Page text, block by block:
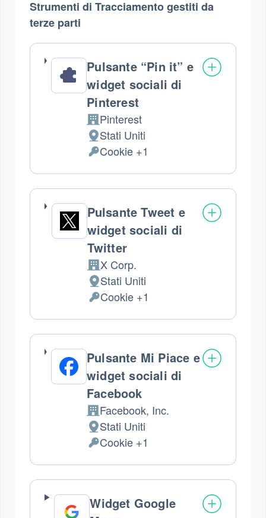
Strumenti di Tracciamento gestiti da
terze parti
Pulsante “Pin it” e
widget sociali di
Pinterest
Azienda:
Pinterest
Luogo
del
trattamento:
Stati Uniti
Dati
Personali
trattati:
Cookie +1
Pulsante Tweet e
widget sociali di
Twitter
Azienda:
X Corp.
Luogo
del
trattamento:
Stati Uniti
Dati
Personali
trattati:
Cookie +1
Pulsante Mi Piace e
widget sociali di
Facebook
Azienda:
Facebook, Inc.
Luogo
del
trattamento:
Stati Uniti
Dati
Personali
trattati:
Cookie +1
Widget Google